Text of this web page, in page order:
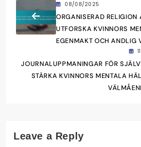
08/08/2025
ORGANISERAD RELIGION
UTFORSKA KVINNORS
EGENMAKT OCH ANDLIG
JOURNALUPPMANINGAR FÖR
STÄRKA KVINNORS MENTALA
Leave a Reply